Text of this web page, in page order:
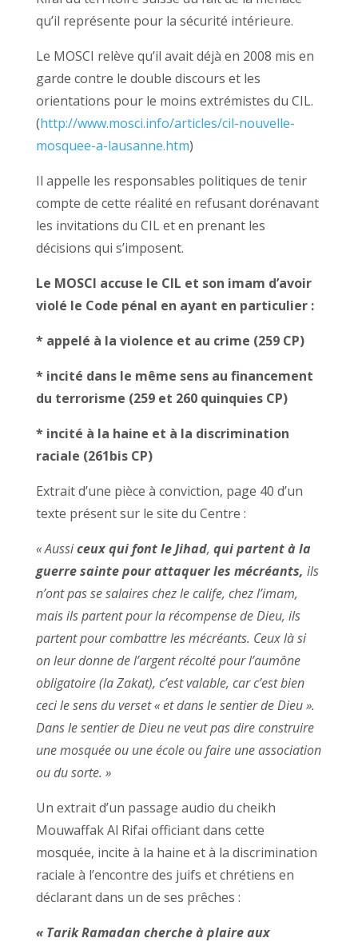
qu’il représente pour la sécurité intérieure.
Le MOSCI relève qu’il avait déjà en 2008 mis en
garde contre le double discours et les
orientations pour le moins extrémistes du CIL.
(http://www.mosci.info/articles/cil-nouvelle-
mosquee-a-lausanne.htm)
Il appelle les responsables politiques de tenir
compte de cette réalité en refusant dorénavant
les invitations du CIL et en prenant les
décisions qui s’imposent.
Le MOSCI accuse le CIL et son imam d’avoir
violé le Code pénal en ayant en particulier :
* appelé à la violence et au crime (259 CP)
* incité dans le même sens au financement
du terrorisme (259 et 260 quinquies CP)
* incité à la haine et à la discrimination
raciale (261bis CP)
Extrait d’une pièce à conviction, page 40 d’un
texte présent sur le site du Centre :
« Aussiceux qui font le Jihad, qui partent à la
guerre sainte pour attaquer les mécréants, ils
n’ont pas se salaires chez le calife, chez l’imam,
mais ils partent pour la récompense de Dieu, ils
partent pour combattre les mécréants. Ceux là si
on leur donne de l’argent récolté pour l’aumône
obligatoire (la Zakat), c’est valable, car c’est bien
ceci le sens du verset « et dans le sentier de Dieu ».
Dans le sentier de Dieu ne veut pas dire construire
une mosquée ou une école ou faire une association
ou du sorte. »
Un extrait d’un passage audio du cheikh
Mouwaffak Al Rifai officiant dans cette
mosquée, incite à la haine et à la discrimination
raciale à l’encontre des juifs et chrétiens en
déclarant dans un de ses prêches :
« Tarik Ramadan cherche à plaire aux